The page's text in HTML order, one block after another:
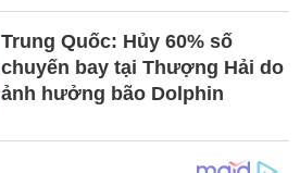
Trung Quốc: Hủy 60% số
chuyến bay tại Thượng Hải do
ảnh hưởng bão Dolphin